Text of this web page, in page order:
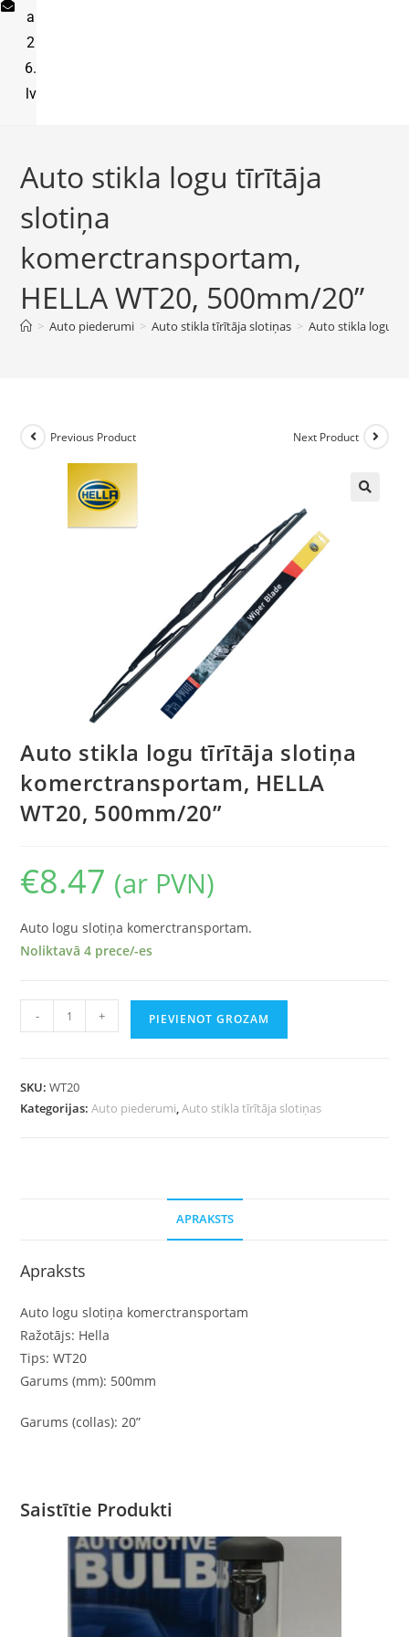
a
2
6.
lv
Auto stikla logu tīrītāja
slotiņa
komerctransportam,
HELLA WT20, 500mm/20”
> Auto piederumi > Auto stikla tīrītāja slotiņas > Auto stikla logu
Previous Product Next Product
Auto stikla logu tīrītāja slotiņa
komerctransportam, HELLA
WT20, 500mm/20”
€8.47 (ar PVN)
Auto logu slotiņa komerctransportam.
Noliktavā 4 prece/-es
- + PIEVIENOT GROZAM
SKU:WT20
Kategorijas:Auto piederumi,Auto stikla tīrītāja slotiņas
APRAKSTS
Apraksts
Auto logu slotiņa komerctransportam
Ražotājs: Hella
Tips: WT20
Garums (mm): 500mm
Garums (collas): 20”
Saistītie Produkti